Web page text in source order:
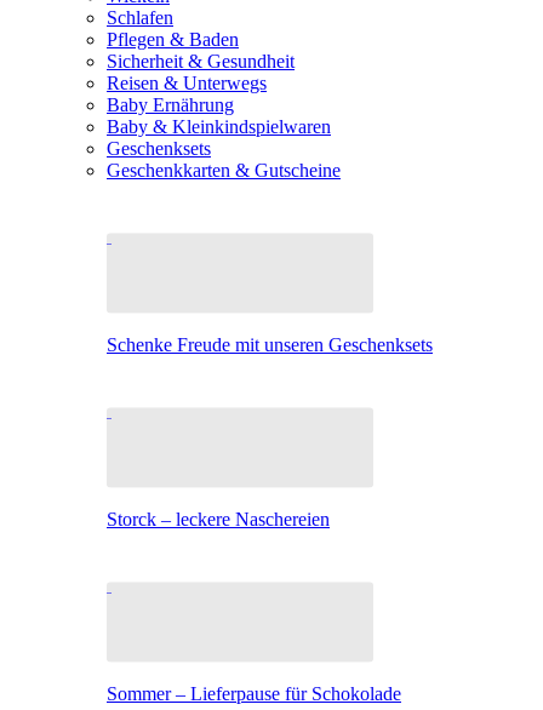
Schlafen
Pflegen & Baden
Sicherheit & Gesundheit
Reisen & Unterwegs
Baby Ernährung
Baby & Kleinkindspielwaren
Geschenksets
Geschenkkarten & Gutscheine
Schenke Freude mit unseren Geschenksets
Storck – leckere Naschereien
Sommer – Lieferpause für Schokolade